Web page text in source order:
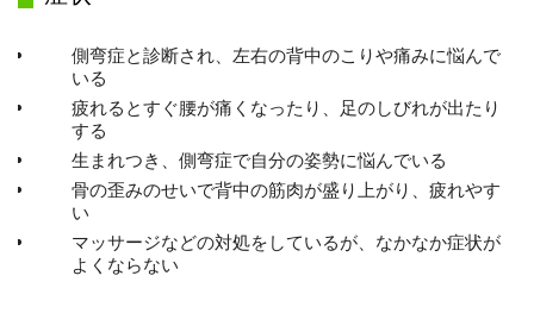
側弯症と診断され、左右の背中のこりや痛みに悩んで
いる
疲れるとすぐ腰が痛くなったり、足のしびれが出たり
する
生まれつき、側弯症で自分の姿勢に悩んでいる
骨の歪みのせいで背中の筋肉が盛り上がり、疲れやす
い
マッサージなどの対処をしているが、なかなか症状が
よくならない